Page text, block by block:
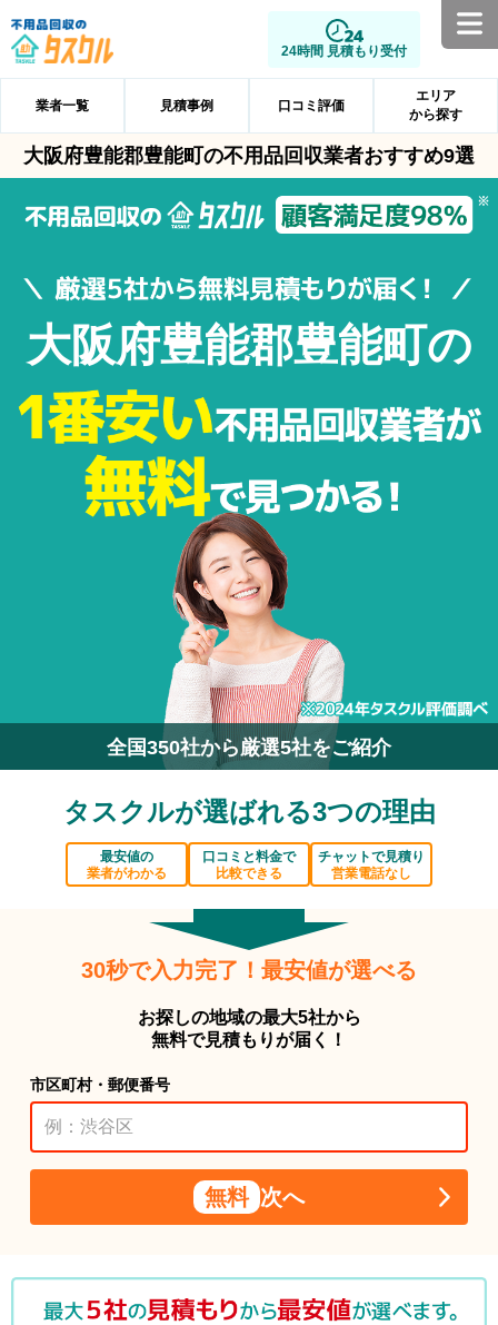
24時間 見積もり受付
業者一覧 見積事例 口コミ評価
エリア
から探す
大阪府豊能郡豊能町の不用品回収業者おすすめ9選
大阪府豊能郡豊能町の
全国350社から厳選5社をご紹介
タスクルが選ばれる3つの理由
最安値の
業者がわかる
口コミと料金で
比較できる
チャットで見積り
営業電話なし
30秒で入力完了！最安値が選べる
お探しの地域の最大5社から
無料で見積もりが届く！
市区町村・郵便番号
無料 次へ